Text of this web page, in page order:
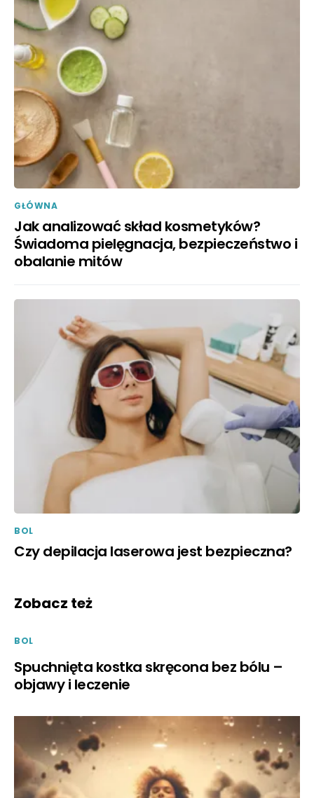
GŁÓWNA
Jak analizować skład kosmetyków?
Świadoma pielęgnacja, bezpieczeństwo i
obalanie mitów
BOL
Czy depilacja laserowa jest bezpieczna?
Zobacz też
BOL
Spuchnięta kostka skręcona bez bólu –
objawy i leczenie